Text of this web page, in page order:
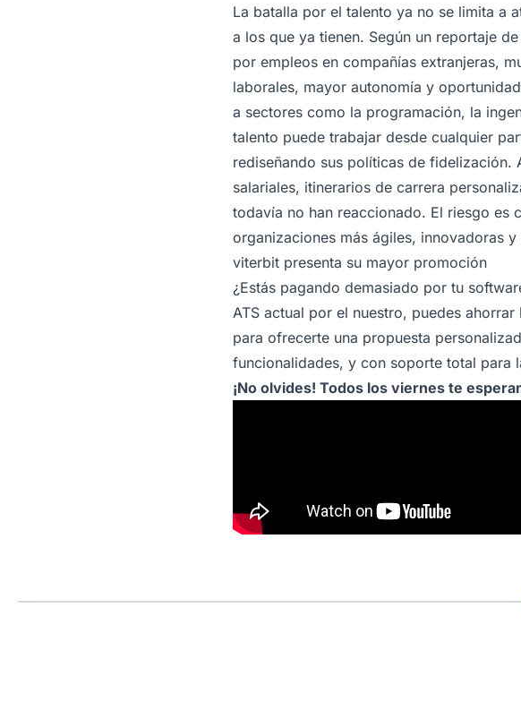
La batalla por el talento ya no se limita a
a los que ya tienen. Según un reportaje de
por empleos en compañías extranjeras,
laborales, mayor autonomía y
a sectores como la programación, la
talento puede trabajar desde cualquier
rediseñando sus políticas de fidelización.
salariales, itinerarios de carrera
todavía no han reaccionado. El riesgo es
organizaciones más ágiles, innovadoras
viterbit presenta su mayor promoción
¿Estás pagando demasiado por tu
ATS actual por el nuestro, puedes
para ofrecerte una propuesta
funcionalidades, y con soporte total para
¡No olvides! Todos los viernes te